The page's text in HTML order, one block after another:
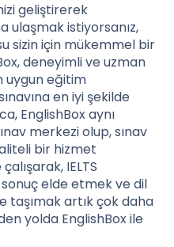
geliştirerek
ulaşmak istiyorsanız,
sizin için mükemmel bir
deneyimli ve uzman
uygun eğitim
en iyi şekilde
EnglishBox aynı
merkezi olup, sınav
bir hizmet
IELTS
sonuç elde etmek ve dil
taşımak artık çok daha
yolda EnglishBox ile